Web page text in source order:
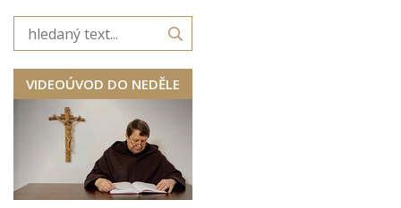
VIDEOÚVOD DO NEDĚLE